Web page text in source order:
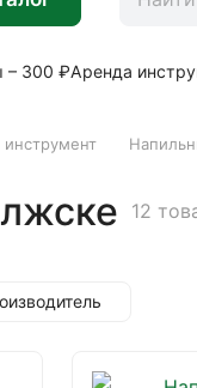
– 300 ₽Аренда
12